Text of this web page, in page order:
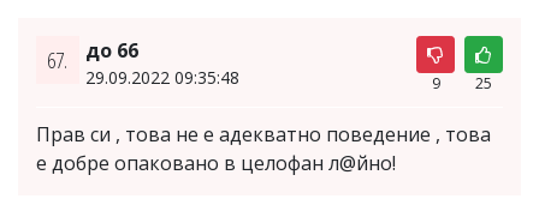
67. до 66
29.09.2022 09:35:48 9 25
Прав си , това не е адекватно поведение , това
е добре опаковано в целофан л@йно!